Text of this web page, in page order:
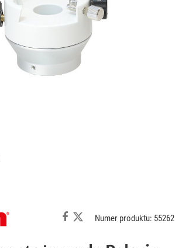
Numer produktu: 55262